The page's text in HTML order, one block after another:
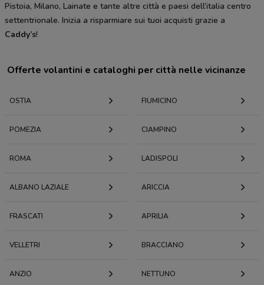
Pistoia, Milano, Lainate e tante altre città e paesi dell’italia centro
settentrionale. Inizia a risparmiare sui tuoi acquisti grazie a
Caddy’s!
Offerte volantini e cataloghi per città nelle vicinanze
OSTIA FIUMICINO
POMEZIA CIAMPINO
ROMA LADISPOLI
ALBANO LAZIALE ARICCIA
FRASCATI APRILIA
VELLETRI BRACCIANO
ANZIO NETTUNO